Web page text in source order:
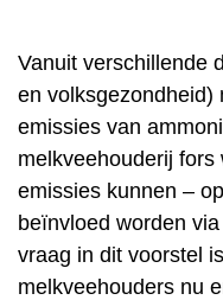
Vanuit verschillende
en volksgezondheid)
emissies van
melkveehouderij
emissies kunnen –
beïnvloed worden
vraag in dit voorstel
melkveehouders nu